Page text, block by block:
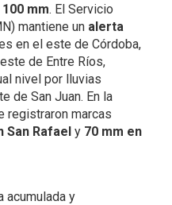
100 mm. El Servicio
mantiene un alerta
en el este de Córdoba,
de Entre Ríos,
nivel por lluvias
de San Juan. En la
registraron marcas
San Rafaely 70 mm en
acumulada y